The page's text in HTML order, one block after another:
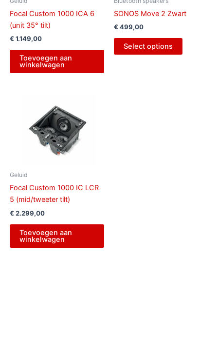
Focal Custom 1000 ICA 6
(unit 35° tilt)
€ 1.149,00
Toevoegen aan
winkelwagen
SONOS Move 2 Zwart
€ 499,00
Select options
Geluid
Focal Custom 1000 IC LCR
5 (mid/tweeter tilt)
€ 2.299,00
Toevoegen aan
winkelwagen